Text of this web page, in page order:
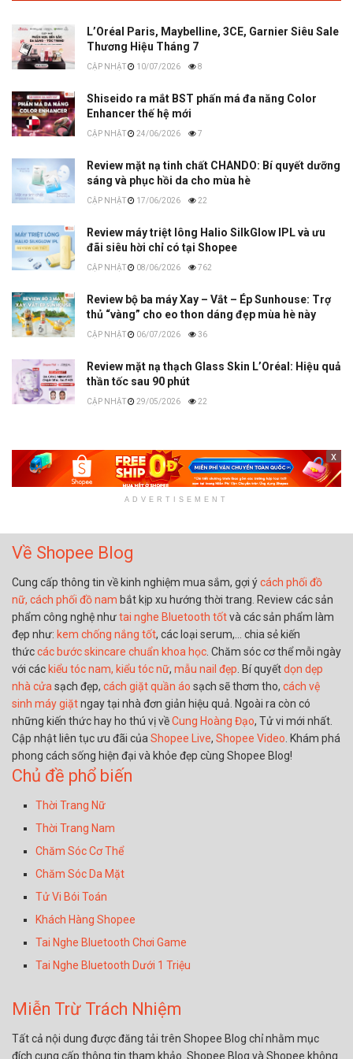
L’Oréal Paris, Maybelline, 3CE, Garnier Siêu Sale
Thương Hiệu Tháng 7
10/07/2026 8
Shiseido ra mắt BST phấn má đa năng Color
Enhancer thế hệ mới
24/06/2026 7
Review mặt nạ tinh chất CHANDO: Bí quyết dưỡng
sáng và phục hồi da cho mùa hè
17/06/2026 22
Review máy triệt lông Halio SilkGlow IPL và ưu
đãi siêu hời chỉ có tại Shopee
08/06/2026 762
Review bộ ba máy Xay – Vắt – Ép Sunhouse: Trợ
thủ “vàng” cho eo thon dáng đẹp mùa hè này
06/07/2026 36
Review mặt nạ thạch Glass Skin L’Oréal: Hiệu quả
thần tốc sau 90 phút
29/05/2026 22
x
ADVERTISEMENT
Về Shopee Blog
Cung cấp thông tin về kinh nghiệm mua sắm, gợi ýcách phối đồ
nữ, cách phối đồ nam bắt kịp xu hướng thời trang. Review các sản
phẩm công nghệ nhưtai nghe Bluetooth tốtvà các sản phẩm làm
đẹp như: kem chống nắng tốt, các loại serum,… chia sẻ kiến
thứccác bước skincare chuẩn khoa học . Chăm sóc cơ thể mỗi ngày
với các kiểu tóc nam, kiểu tóc nữ, mẫu nail đẹp . Bí quyếtdọn dẹp
nhà cửa sạch đẹp, cách giặt quần áo sạch sẽ thơm tho, cách vệ
sinh máy giặtngay tại nhà đơn giản hiệu quả. Ngoài ra còn có
những kiến thức hay ho thú vị vềCung Hoàng Đạo, Tử vi mới nhất.
Cập nhật liên tục ưu đãi của Shopee Live, Shopee Video . Khám phá
phong cách sống hiện đại và khỏe đẹp cùng Shopee Blog!
Chủ đề phổ biến
Thời Trang Nữ
Thời Trang Nam
Chăm Sóc Cơ Thể
Chăm Sóc Da Mặt
Tử Vi Bói Toán
Khách Hàng Shopee
Tai Nghe Bluetooth Chơi Game
Tai Nghe Bluetooth Dưới 1 Triệu
Miễn Trừ Trách Nhiệm
Tất cả nội dung được đăng tải trên Shopee Blog chỉ nhằm mục
đích cung cấp thông tin tham khảo. Shopee Blog và Shopee không